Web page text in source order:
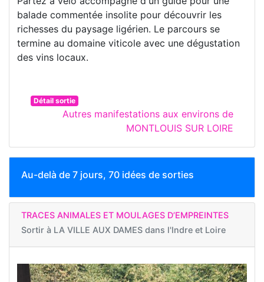
balade commentée insolite pour découvrir les
richesses du paysage ligérien. Le parcours se
termine au domaine viticole avec une dégustation
des vins locaux.
Détail sortie
Autres manifestations aux environs de
MONTLOUIS SUR LOIRE
Au-delà de 7 jours, 70 idées de sorties
TRACES ANIMALES ET MOULAGES D’EMPREINTES
Sortir à LA VILLE AUX DAMES dans l'Indre et Loire